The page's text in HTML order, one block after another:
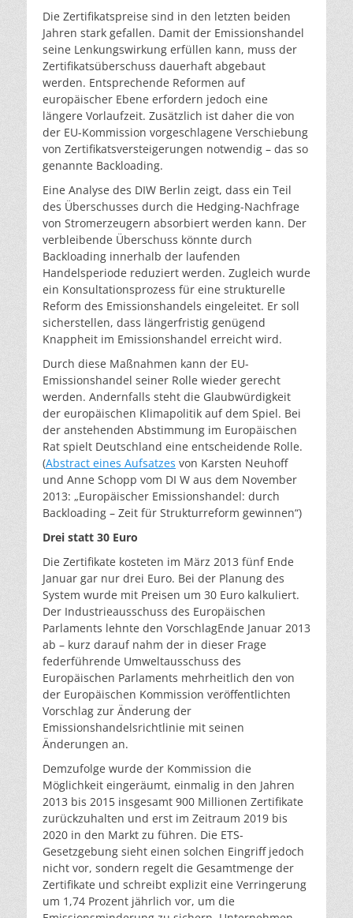
Die Zertifikatspreise sind in den letzten beiden
Jahren stark gefallen. Damit der Emissionshandel
seine Lenkungswirkung erfüllen kann, muss der
Zertifikatsüberschuss dauerhaft abgebaut
werden. Entsprechende Reformen auf
europäischer Ebene erfordern jedoch eine
längere Vorlaufzeit. Zusätzlich ist daher die von
der EU-Kommission vorgeschlagene Verschiebung
von Zertifikatsversteigerungen notwendig – das so
genannte Backloading.
Eine Analyse des DIW Berlin zeigt, dass ein Teil
des Überschusses durch die Hedging-Nachfrage
von Stromerzeugern absorbiert werden kann. Der
verbleibende Überschuss könnte durch
Backloading innerhalb der laufenden
Handelsperiode reduziert werden. Zugleich wurde
ein Konsultationsprozess für eine strukturelle
Reform des Emissionshandels eingeleitet. Er soll
sicherstellen, dass längerfristig genügend
Knappheit im Emissionshandel erreicht wird.
Durch diese Maßnahmen kann der EU-
Emissionshandel seiner Rolle wieder gerecht
werden. Andernfalls steht die Glaubwürdigkeit
der europäischen Klimapolitik auf dem Spiel. Bei
der anstehenden Abstimmung im Europäischen
Rat spielt Deutschland eine entscheidende Rolle.
(Abstract eines Aufsatzes von Karsten Neuhoff
und Anne Schopp vom DI W aus dem November
2013: „Europäischer Emissionshandel: durch
Backloading – Zeit für Strukturreform gewinnen“)
Drei statt 30 Euro
Die Zertifikate kosteten im März 2013 fünf Ende
Januar gar nur drei Euro. Bei der Planung des
System wurde mit Preisen um 30 Euro kalkuliert.
Der Industrieausschuss des Europäischen
Parlaments lehnte den VorschlagEnde Januar 2013
ab – kurz darauf nahm der in dieser Frage
federführende Umweltausschuss des
Europäischen Parlaments mehrheitlich den von
der Europäischen Kommission veröffentlichten
Vorschlag zur Änderung der
Emissionshandelsrichtlinie mit seinen
Änderungen an.
Demzufolge wurde der Kommission die
Möglichkeit eingeräumt, einmalig in den Jahren
2013 bis 2015 insgesamt 900 Millionen Zertifikate
zurückzuhalten und erst im Zeitraum 2019 bis
2020 in den Markt zu führen. Die ETS-
Gesetzgebung sieht einen solchen Eingriff jedoch
nicht vor, sondern regelt die Gesamtmenge der
Zertifikate und schreibt explizit eine Verringerung
um 1,74 Prozent jährlich vor, um die